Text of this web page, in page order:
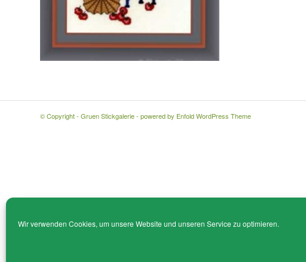
Wir verwenden Cookies, um unsere Website und unseren Service zu optimieren.
© Copyright - Gruen Stickgalerie - powered by Enfold WordPress Theme